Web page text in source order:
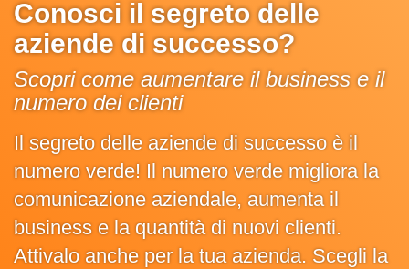
Conosci il segreto delle
aziende di successo?
Scopri come aumentare il business e il
numero dei clienti
Il segreto delle aziende di successo è il
numero verde! Il numero verde migliora la
comunicazione aziendale, aumenta il
business e la quantità di nuovi clienti.
Attivalo anche per la tua azienda. Scegli la